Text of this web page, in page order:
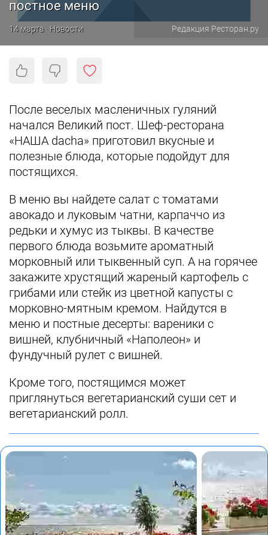
постное меню
14 марта · Новости Редакция Ресторан.ру
После веселых масленичных гуляний
начался Великий пост. Шеф-ресторана
«НАША dacha» приготовил вкусные и
полезные блюда, которые подойдут для
постящихся.
В меню вы найдете салат с томатами
авокадо и луковым чатни, карпаччо из
редьки и хумус из тыквы. В качестве
первого блюда возьмите ароматный
морковный или тыквенный суп. А на горячее
закажите хрустящий жареный картофель с
грибами или стейк из цветной капусты с
морковно-мятным кремом. Найдутся в
меню и постные десерты: вареники с
вишней, клубничный «Наполеон» и
фундучный рулет с вишней.
Кроме того, постящимся может
приглянуться вегетарианский суши сет и
вегетарианский ролл.